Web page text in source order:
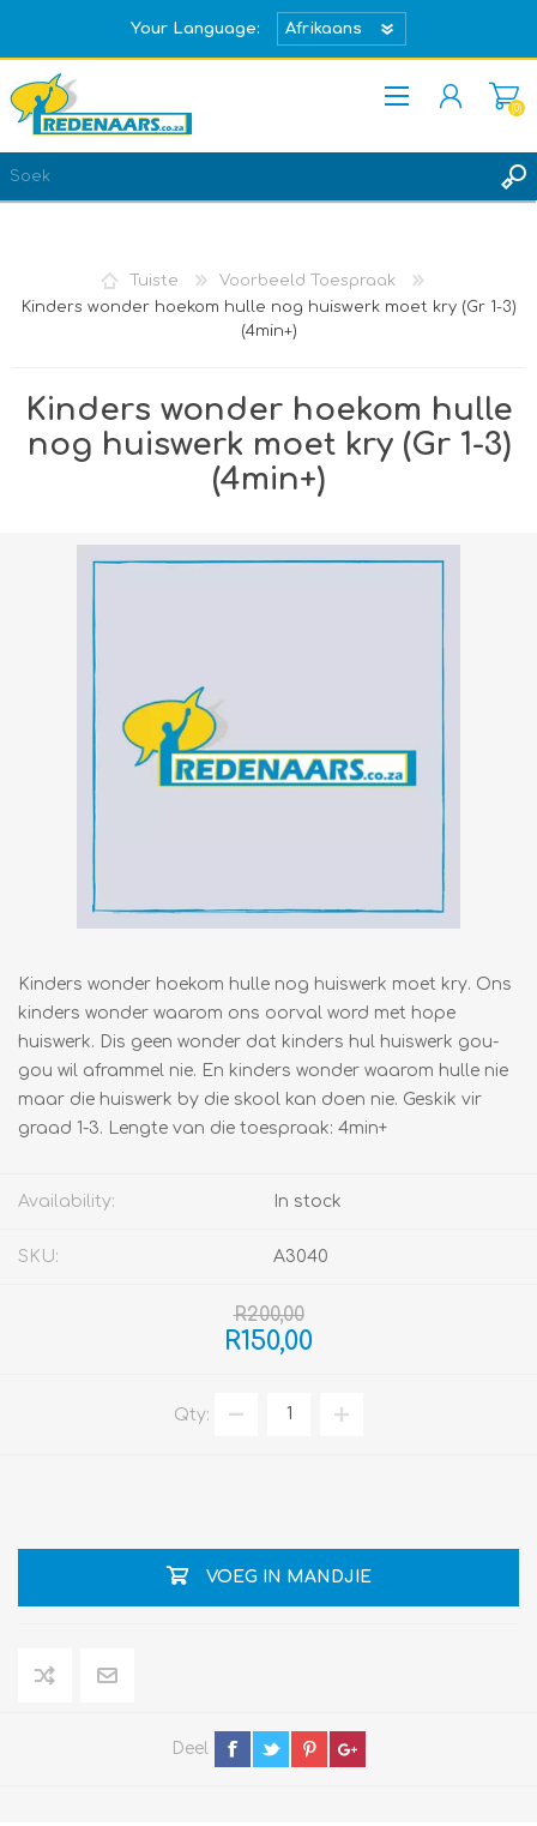
Your Language:
REGISTREER
(0)
Tuiste
Voorbeeld Toespraak
Kinders wonder hoekom hulle nog huiswerk moet kry (Gr 1-3)
(4min+)
Kinders wonder hoekom hulle
nog huiswerk moet kry (Gr 1-3)
(4min+)
Kinders wonder hoekom hulle nog huiswerk moet kry. Ons
kinders wonder waarom ons oorval word met hope
huiswerk. Dis geen wonder dat kinders hul huiswerk gou-
gou wil aframmel nie. En kinders wonder waarom hulle nie
maar die huiswerk by die skool kan doen nie. Geskik vir
graad 1-3. Lengte van die toespraak: 4min+
Availability: In stock
SKU: A3040
R200,00
R150,00
Qty:
VOEG IN MANDJIE
Deel